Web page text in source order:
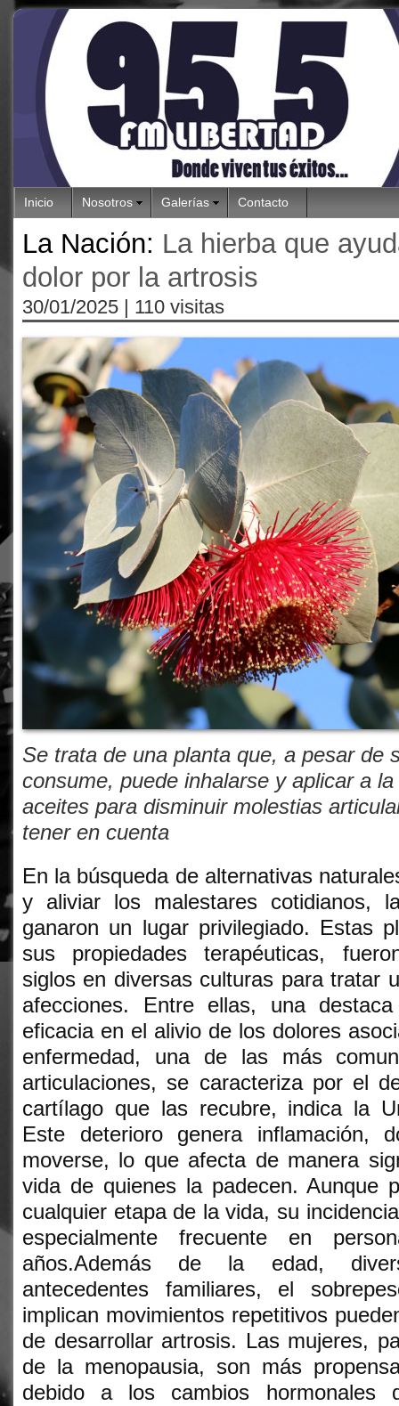
Inicio Nosotros Galerías Contacto
La Nación: La hierba que
dolor por la artrosis
30/01/2025 | 110 visitas
Se trata de una planta que, a pesar de
consume, puede inhalarse y aplicar a
aceites para disminuir molestias
tener en cuenta
En la búsqueda de alternativas
y aliviar los malestares cotidianos,
ganaron un lugar privilegiado. Estas
sus propiedades terapéuticas,
siglos en diversas culturas para tratar
afecciones. Entre ellas, una
eficacia en el alivio de los dolores
enfermedad, una de las más
articulaciones, se caracteriza por el
cartílago que las recubre, indica la
Este deterioro genera inflamación,
moverse, lo que afecta de manera
vida de quienes la padecen. Aunque
cualquier etapa de la vida, su
especialmente frecuente en
años.Además de la edad,
antecedentes familiares, el
implican movimientos repetitivos
de desarrollar artrosis. Las mujeres,
de la menopausia, son más
debido a los cambios hormonales